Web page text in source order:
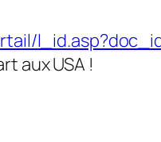
aux USA !